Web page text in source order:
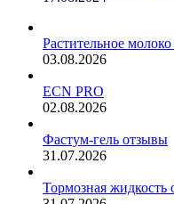
Растительное
03.08.2026
ECN PRO
02.08.2026
Фастум-гель отзывы
31.07.2026
Тормозная